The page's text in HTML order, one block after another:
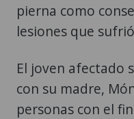
pierna como
lesiones que
El joven afectado
con su madre,
personas con el